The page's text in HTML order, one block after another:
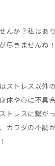
んか？私はあ
尽きませんね
ストレス以外
体や心に不具
トレスに繋がっ
カラダの不調